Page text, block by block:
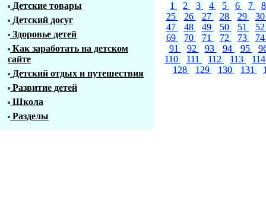
Детские товары
Детский досуг
Здоровье детей
Как заработать на детском
сайте
Детский отдых и путешествия
Развитие детей
Школа
Разделы
1 2 3 4 5 6 7
25
26 27 28 29
47
48 49 50 51
69
70 71 72 73
91
92 93 94 95
110
111 112 113
128
129 130 131